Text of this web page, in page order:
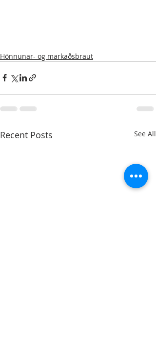
Hönnunar- og markaðsbraut
Recent Posts See All